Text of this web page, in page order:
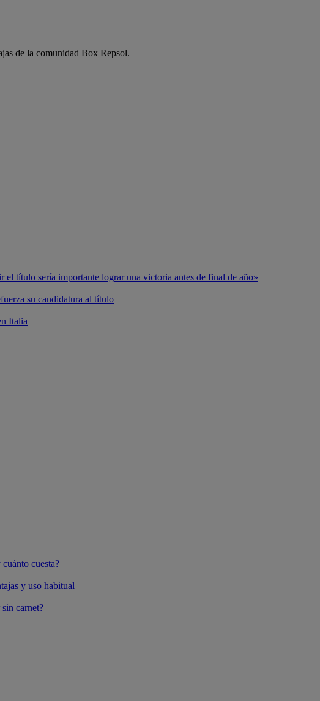
de la comunidad Box Repsol.
el título sería importante lograr una victoria antes de final de año»
su candidatura al título
Italia
cuesta?
y uso habitual
carnet?